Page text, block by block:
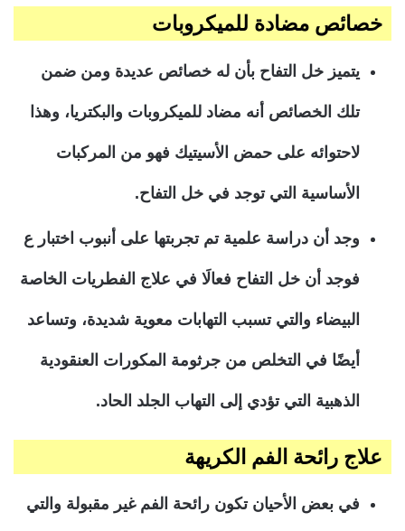
خصائص مضادة للميكروبات
يتميز خل التفاح بأن له خصائص عديدة ومن ضمن
تلك الخصائص أنه مضاد للميكروبات والبكتريا، وهذا
لاحتوائه على حمض الأسيتيك فهو من المركبات
الأساسية التي توجد في خل التفاح.
وجد أن دراسة علمية تم تجربتها على أنبوب اختبار ع
فوجد أن خل التفاح فعالَا في علاج الفطريات الخاصة
البيضاء والتي تسبب التهابات معوية شديدة، وتساعد
أيضًا في التخلص من جرثومة المكورات العنقودية
الذهبية التي تؤدي إلى التهاب الجلد الحاد.
علاج رائحة الفم الكريهة
في بعض الأحيان تكون رائحة الفم غير مقبولة والتي